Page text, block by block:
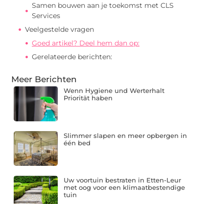
Samen bouwen aan je toekomst met CLS
Services
Veelgestelde vragen
Goed artikel? Deel hem dan op:
Gerelateerde berichten:
Meer Berichten
Wenn Hygiene und Werterhalt
Priorität haben
Slimmer slapen en meer opbergen in
één bed
Uw voortuin bestraten in Etten-Leur
met oog voor een klimaatbestendige
tuin